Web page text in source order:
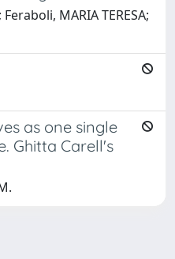
MARIA TERESA;
as one single
Ghitta Carell's